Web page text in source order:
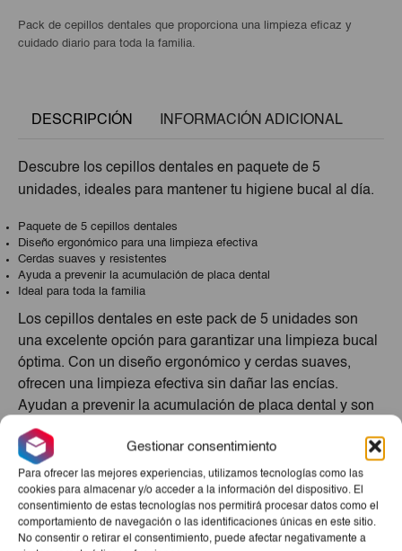
Gestionar consentimiento
Para ofrecer las mejores experiencias, utilizamos tecnologías como las
cookies para almacenar y/o acceder a la información del dispositivo. El
consentimiento de estas tecnologías nos permitirá procesar datos como el
comportamiento de navegación o las identificaciones únicas en este sitio.
No consentir o retirar el consentimiento, puede afectar negativamente a
Pack de cepillos dentales que proporciona una limpieza eficaz y
cuidado diario para toda la familia.
DESCRIPCIÓN INFORMACIÓN ADICIONAL
Descubre los cepillos dentales en paquete de 5
unidades, ideales para mantener tu higiene bucal al día.
Paquete de 5 cepillos dentales
Diseño ergonómico para una limpieza efectiva
Cerdas suaves y resistentes
Ayuda a prevenir la acumulación de placa dental
Ideal para toda la familia
Los cepillos dentales en este pack de 5 unidades son
una excelente opción para garantizar una limpieza bucal
óptima. Con un diseño ergonómico y cerdas suaves,
ofrecen una limpieza efectiva sin dañar las encías.
Ayudan a prevenir la acumulación de placa dental y son
ideales para el uso diario de toda la familia. Mantén tu
higiene bucal en óptimas condiciones con estos prácticos
cepillos dentales.
Productos Relacionados